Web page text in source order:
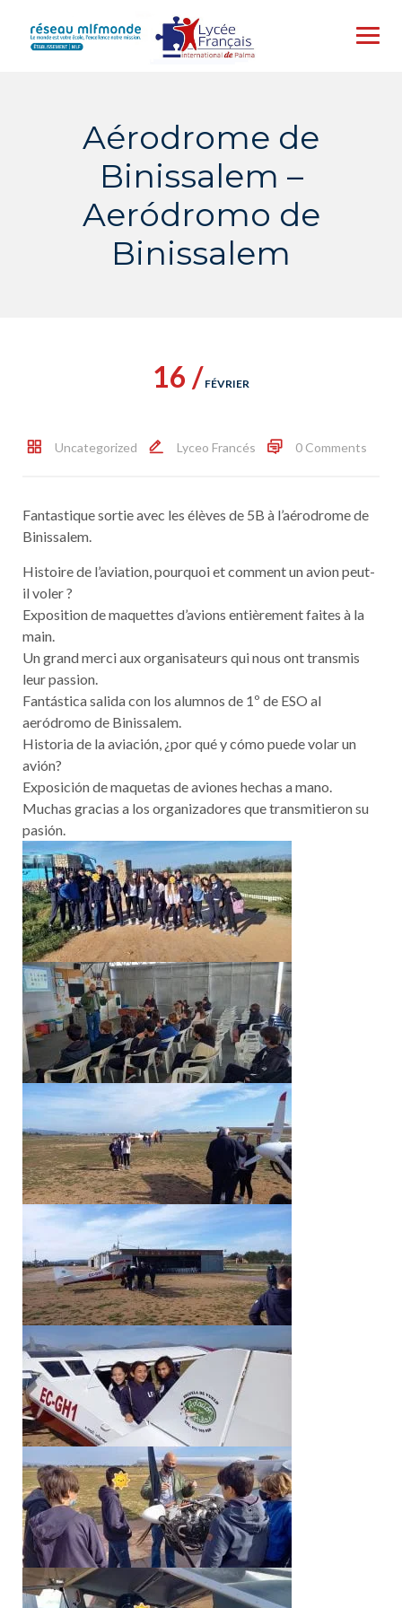
content
Aérodrome de
Binissalem –
Aeródromo de
Binissalem
16 / FÉVRIER
Uncategorized Lyceo Francés 0 Comments
Fantastique sortie avec les élèves de 5B à l’aérodrome de
Binissalem.
Histoire de l’aviation, pourquoi et comment un avion peut-
il voler ?
Exposition de maquettes d’avions entièrement faites à la
main.
Un grand merci aux organisateurs qui nous ont transmis
leur passion.
Fantástica salida con los alumnos de 1º de ESO al
aeródromo de Binissalem.
Historia de la aviación, ¿por qué y cómo puede volar un
avión?
Exposición de maquetas de aviones hechas a mano.
Muchas gracias a los organizadores que transmitieron su
pasión.